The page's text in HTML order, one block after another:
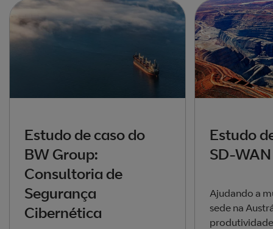
Estudo de caso do
BW Group:
Consultoria de
Segurança
Cibernética
Estudo
SD-WAN
Ajudando a
sede na